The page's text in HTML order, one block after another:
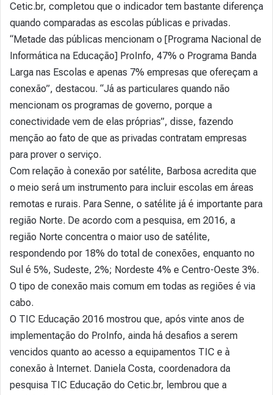
Cetic.br, completou que o indicador tem bastante diferença
quando comparadas as escolas públicas e privadas.
“Metade das públicas mencionam o [Programa Nacional de
Informática na Educação] ProInfo, 47% o Programa Banda
Larga nas Escolas e apenas 7% empresas que ofereçam a
conexão”, destacou. “Já as particulares quando não
mencionam os programas de governo, porque a
conectividade vem de elas próprias”, disse, fazendo
menção ao fato de que as privadas contratam empresas
para prover o serviço.
Com relação à conexão por satélite, Barbosa acredita que
o meio será um instrumento para incluir escolas em áreas
remotas e rurais. Para Senne, o satélite já é importante para
região Norte. De acordo com a pesquisa, em 2016, a
região Norte concentra o maior uso de satélite,
respondendo por 18% do total de conexões, enquanto no
Sul é 5%, Sudeste, 2%; Nordeste 4% e Centro-Oeste 3%.
O tipo de conexão mais comum em todas as regiões é via
cabo.
O TIC Educação 2016 mostrou que, após vinte anos de
implementação do ProInfo, ainda há desafios a serem
vencidos quanto ao acesso a equipamentos TIC e à
conexão à Internet. Daniela Costa, coordenadora da
pesquisa TIC Educação do Cetic.br, lembrou que a